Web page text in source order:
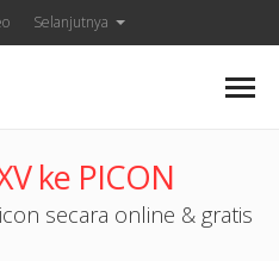
Selanjutnya
ke PICON
secara online & gratis